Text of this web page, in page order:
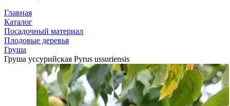
Главная
Каталог
Посадочный материал
Плодовые деревья
Груша
Груша уссурийская Pyrus ussuriensis